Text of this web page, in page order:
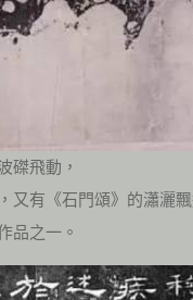
磔飛動，
又有《石門頌》的瀟灑
品之一。